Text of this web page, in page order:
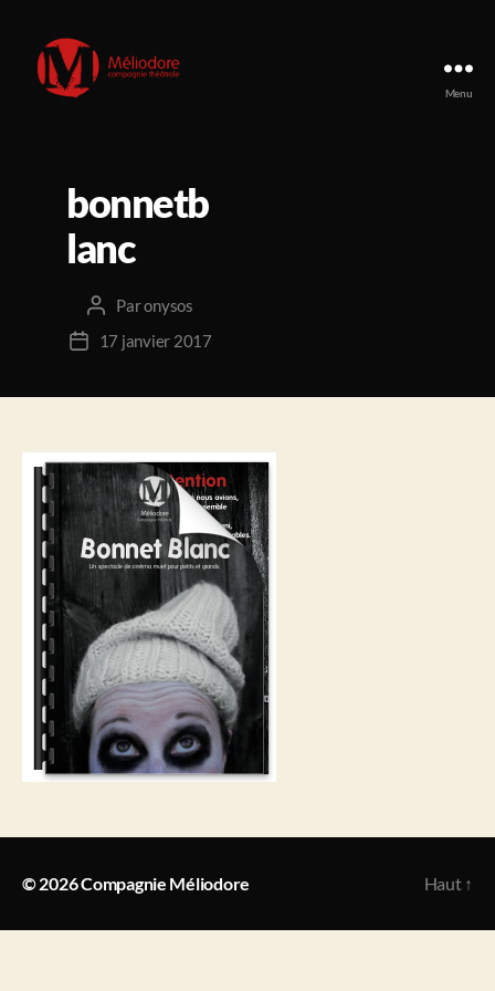
Menu
bonnetb
lanc
Auteur
de
l’article
Paronysos
Date17 janvier 2017
© 2026Compagnie Méliodore Haut ↑